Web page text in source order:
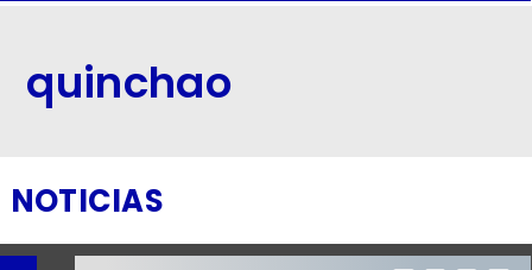
quinchao
NOTICIAS